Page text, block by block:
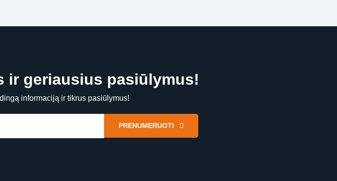
ir geriausius pasiūlymus!
informaciją ir tikrus pasiūlymus!
PRENUMERUOTI